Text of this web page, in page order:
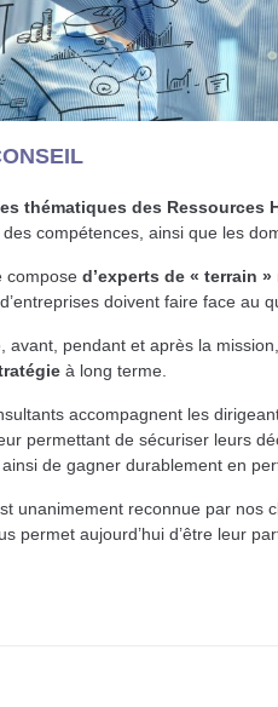
thématiques des Ressources
compétences, ainsi que les
compose d’experts de « terrain »
doivent faire face au
avant, pendant et après la
à long terme.
accompagnent les
permettant de sécuriser leurs
de gagner durablement en
unanimement reconnue par nos
permet aujourd’hui d’être leur